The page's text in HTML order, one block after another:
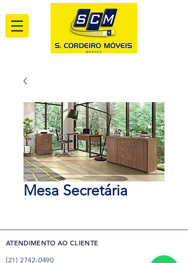
Mesa Secretária
ATENDIMENTO AO CLIENTE
(21) 2742-0490